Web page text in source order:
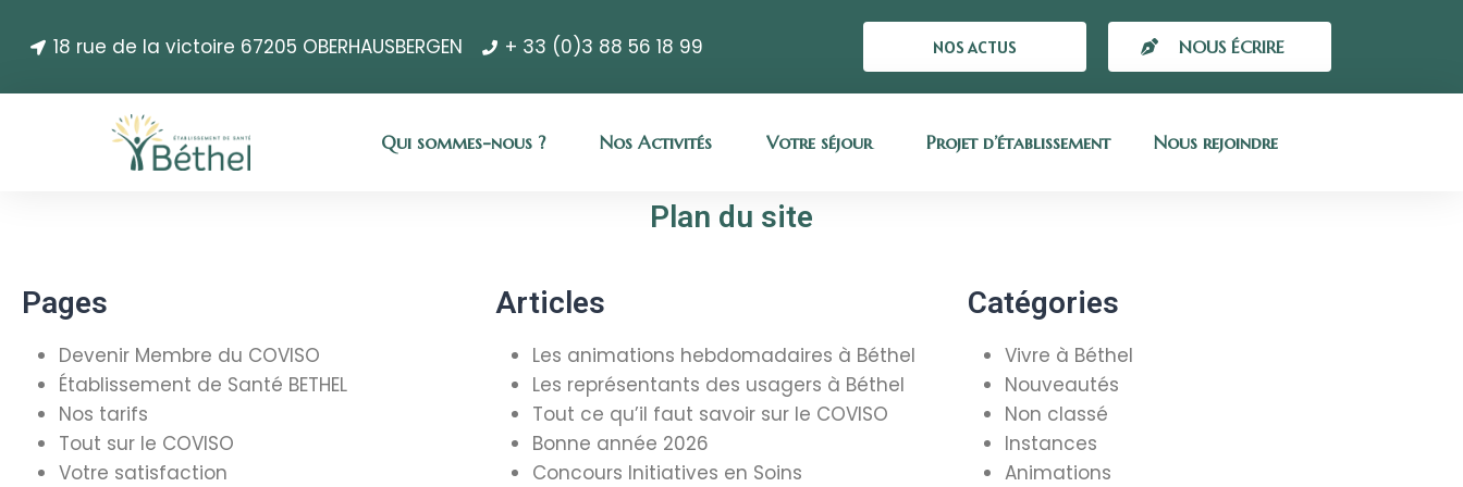
18 rue de la victoire 67205 OBERHAUSBERGEN + 33 (0)3 88 56 18 99 NOS ACTUS NOUS ÉCRIRE
Qui sommes-nous ? Nos Activités Votre séjour Projet d’établissement Nous rejoindre
Plan du site
Pages
Devenir Membre du COVISO
Établissement de Santé BETHEL
Nos tarifs
Tout sur le COVISO
Votre satisfaction
Articles
Les animations hebdomadaires à Béthel
Les représentants des usagers à Béthel
Tout ce qu’il faut savoir sur le COVISO
Bonne année 2026
Concours Initiatives en Soins
Catégories
Vivre à Béthel
Nouveautés
Non classé
Instances
Animations